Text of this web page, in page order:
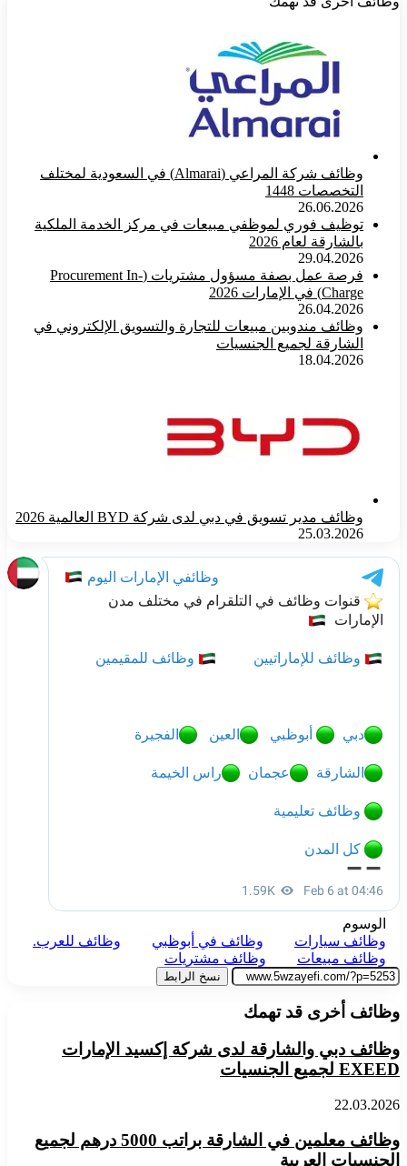
وظائف شركة المراعي (Almarai) في السعودية لمختلف
التخصصات 1448
26.06.2026
توظيف فوري لموظفي مبيعات في مركز الخدمة الملكية
بالشارقة لعام 2026
29.04.2026
فرصة عمل بصفة مسؤول مشتريات (Procurement In-
Charge) في الإمارات 2026
26.04.2026
وظائف مندوبين مبيعات للتجارة والتسويق الإلكتروني في
الشارقة لجميع الجنسيات
18.04.2026
وظائف مدير تسويق في دبي لدى شركة BYD العالمية 2026
25.03.2026
الوسوم
وظائف سيارات
وظائف في أبوظبي
وظائف للعرب.
وظائف مبيعات
وظائف مشتريات
نسخ الرابط
وظائف أخرى قد تهمك
وظائف دبي والشارقة لدى شركة إكسيد الإمارات
EXEED لجميع الجنسيات
22.03.2026
وظائف معلمين في الشارقة براتب 5000 درهم لجميع
الجنسيات العربية